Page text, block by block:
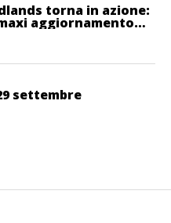
torna in azione:
aggiornamento
settembre